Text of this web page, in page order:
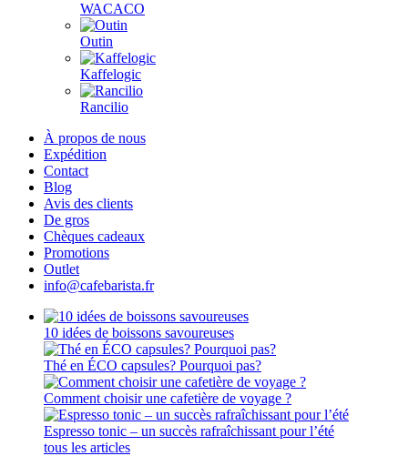
WACACO
Outin
Kaffelogic
Rancilio
À propos de nous
Expédition
Contact
Blog
Avis des clients
De gros
Chèques cadeaux
Promotions
Outlet
info@cafebarista.fr
10 idées de boissons savoureuses
Thé en ÉCO capsules? Pourquoi pas?
Comment choisir une cafetière de voyage ?
Espresso tonic – un succès rafraîchissant pour l’été
tous les articles